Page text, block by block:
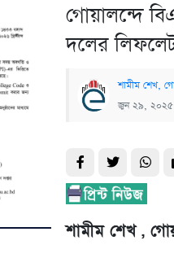
গোয়ালন্দে
দলের
শামীম শেখ,
জুন ২৯, ২০২৫
শামীম শেখ ,